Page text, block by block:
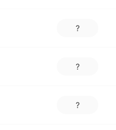
?
?
?